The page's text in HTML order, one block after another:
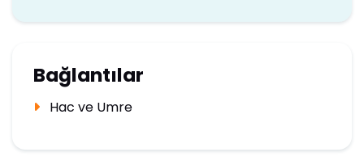
Bağlantılar
Hac ve Umre